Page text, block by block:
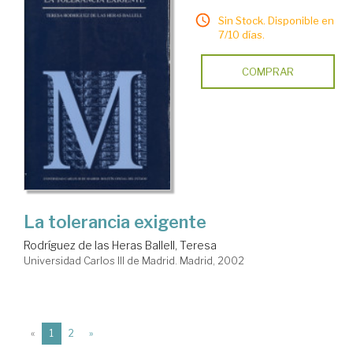
Sin Stock. Disponible en
7/10 días.
COMPRAR
La tolerancia exigente
Rodríguez de las Heras Ballell, Teresa
Universidad Carlos III de Madrid. Madrid, 2002
« 1 (current)
2 »